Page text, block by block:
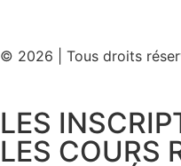
© 2026 | Tous droits
LES
LES COURS